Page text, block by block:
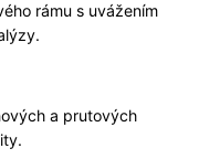
rámu s uvážením
a prutových